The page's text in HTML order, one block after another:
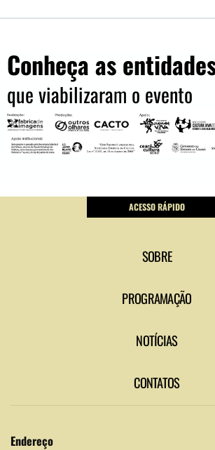
Conheça as
que viabilizaram o evento
ACESSO RÁPIDO
SOBRE
PROGRAMAÇÃO
NOTÍCIAS
CONTATOS
Endereço